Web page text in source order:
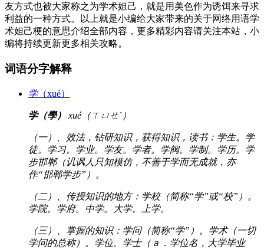
友方式也被大家称之为学术妲己，就是用美色作为诱饵来寻求
利益的一种方式。以上就是小编给大家带来的关于网络用语学
术妲己梗的意思介绍全部内容，更多精彩内容请关注本站，小
编将持续更新更多相关攻略。
词语分字解释
学（xué）
学（學） xué（ㄒㄩㄝˊ）
（一）、效法，钻研知识，获得知识，读书：学生。学
徒。学习。学业。学友。学者。学阀。学制。学历。学
步邯郸（讥讽人只知模仿，不善于学而无成就，亦
作“邯郸学步”）。
（二）、传授知识的地方：学校（简称“学”或“校”）。
学院。学府。中学。大学。上学。
（三）、掌握的知识：学问（简称“学”）。学术（一切
学问的总称）。学位。学士（ａ．学位名，大学毕业